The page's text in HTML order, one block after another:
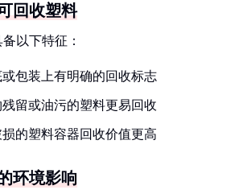
回收塑料
以下特征：
或包装上有明确的回收标志
残留或油污的塑料更易回收
损的塑料容器回收价值更高
环境影响